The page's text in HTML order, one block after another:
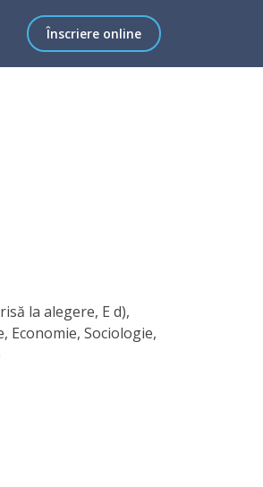
Înscriere online
la alegere, E d),
Economie, Sociologie,